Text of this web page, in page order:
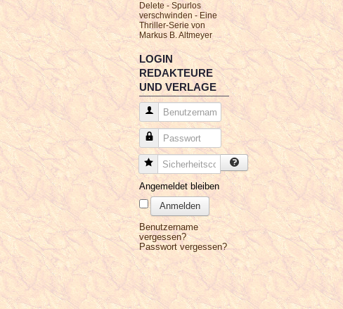
Delete - Spurlos
verschwinden - Eine
Thriller-Serie von
Markus B. Altmeyer
LOGIN
REDAKTEURE
UND VERLAGE
Benutzername
Passwort
Sicherheitscode
Angemeldet bleiben
Anmelden
Benutzername
vergessen?
Passwort vergessen?